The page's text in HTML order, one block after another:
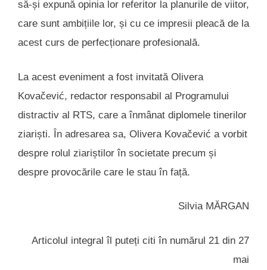
să-și expună opinia lor referitor la planurile de viitor,
care sunt ambițiile lor, și cu ce impresii pleacă de la
acest curs de perfecționare profesională.
La acest eveniment a fost invitată Olivera
Kovačević, redactor responsabil al Programului
distractiv al RTS, care a înmânat diplomele tinerilor
ziariști. În adresarea sa, Olivera Kovačević a vorbit
despre rolul ziariștilor în societate precum și
despre provocările care le stau în față.
Silvia MĂRGAN
Articolul integral îl puteți citi în numărul 21 din 27
mai